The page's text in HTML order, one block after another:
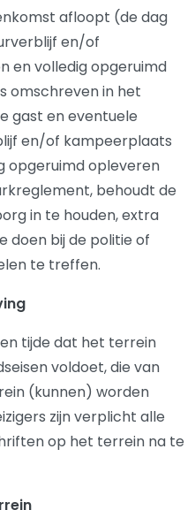
afloopt (de dag
en/of
en volledig opgeruimd
omschreven in het
gast en eventuele
en/of kampeerplaats
opgeruimd opleveren
behoudt de
in te houden, extra
doen bij de politie of
te treffen.
tijde dat het terrein
voldoet, die van
(kunnen) worden
zijn verplicht alle
op het terrein na te